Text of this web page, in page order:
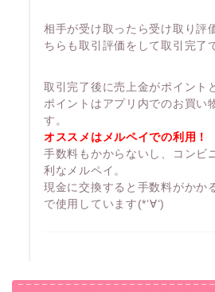
相手が受け取ったら受け取り評
ちらも取引評価をして取引完了
取引完了後に売上金がポイント
ポイントはアプリ内でのお買い
す。
オススメはメルペイでの利用！
手数料もかからないし、コンビ
利なメルペイ。
現金に交換すると手数料がかか
で使用しています(*‘∀‘)